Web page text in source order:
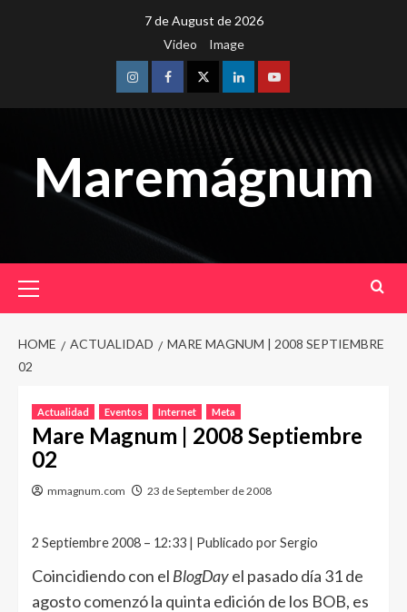
7 de August de 2026
Video
Image
InstagramFacebookTwitterLinkedinYoutube
Maremágnum
Menu
HOME ACTUALIDAD
MARE MAGNUM | 2008 SEPTIEMBRE
02
Actualidad Eventos Internet Meta
Mare Magnum | 2008 Septiembre
02
mmagnum.com 23 de September de 2008
2 Septiembre 2008 – 12:33 | Publicado por Sergio
Coincidiendo con el BlogDayel pasado día 31 de
agosto comenzó la quinta edición de los BOB, es